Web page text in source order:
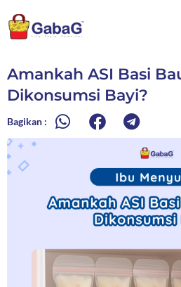
ke
konten
Amankah ASI Basi
Dikonsumsi Bayi?
Bagikan :